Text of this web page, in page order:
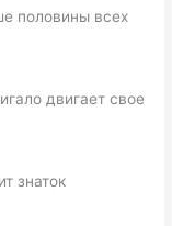
половины всех
двигает свое
знаток